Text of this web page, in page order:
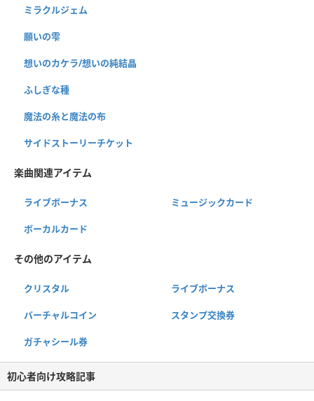
ミラクルジェム
願いの雫
想いのカケラ/想いの純結晶
ふしぎな種
魔法の糸と魔法の布
サイドストーリーチケット
楽曲関連アイテム
ライブボーナス ミュージックカード
ボーカルカード
その他のアイテム
クリスタル ライブボーナス
バーチャルコイン スタンプ交換券
ガチャシール券
初心者向け攻略記事